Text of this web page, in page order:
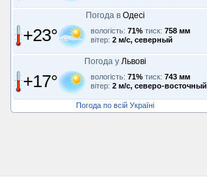
Погода в Одесі
+23° вологість: 71% тиск: 758 мм
вітер: 2 м/с, северный
Погода у Львові
+17° вологість: 71% тиск: 743 мм
вітер: 2 м/с, северо-восточный
Погода по всій Україні